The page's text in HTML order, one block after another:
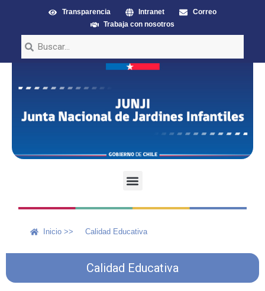
Transparencia Intranet
Correo
Trabaja con nosotros
Inicio >> Calidad Educativa
Calidad Educativa